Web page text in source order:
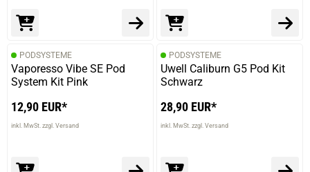
PODSYSTEME
Vaporesso Vibe SE Pod
System Kit Pink
12,90 EUR*
inkl. MwSt. zzgl. Versand
PODSYSTEME
Uwell Caliburn G5 Pod Kit
Schwarz
28,90 EUR*
inkl. MwSt. zzgl. Versand